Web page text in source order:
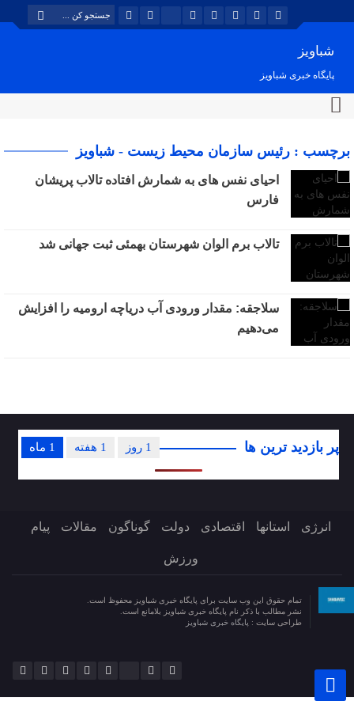
شباویز
پایگاه خبری شباویز
برچسب : رئیس سازمان محیط زیست - شباویز
احیای نفس های به شمارش افتاده تالاب پریشان
فارس
تالاب برم الوان شهرستان بهمئی ثبت جهانی شد
سلاجقه: مقدار ورودی آب دریاچه ارومیه را افزایش
می‌دهیم
پر بازدید ترین ها 1 ماه 1 هفته 1 روز
انرژی استانها اقتصادی دولت گوناگون مقالات پیام
ورزش
تمام حقوق این وب سایت برای پایگاه خبری شباویز محفوظ است.
نشر مطالب با ذکر نام پایگاه خبری شباویز بلامانع است.
طراحی سایت : پایگاه خبری شباویز